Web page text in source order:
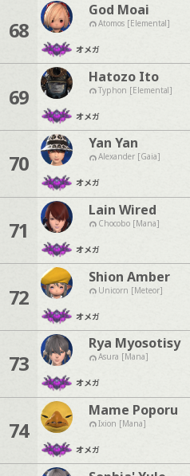
68
God Moai
Atomos [Elemental]
オメガ
69
Hatozo Ito
Typhon [Elemental]
オメガ
70
Yan Yan
Alexander [Gaia]
オメガ
71
Lain Wired
Chocobo [Mana]
オメガ
72
Shion Amber
Unicorn [Meteor]
オメガ
73
Rya Myosotisy
Asura [Mana]
オメガ
74
Mame Poporu
Ixion [Mana]
オメガ